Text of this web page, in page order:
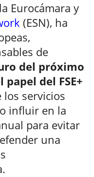
Eurocámara y
(ESN), ha
de
del próximo
del FSE+
servicios
influir en la
para evitar
una